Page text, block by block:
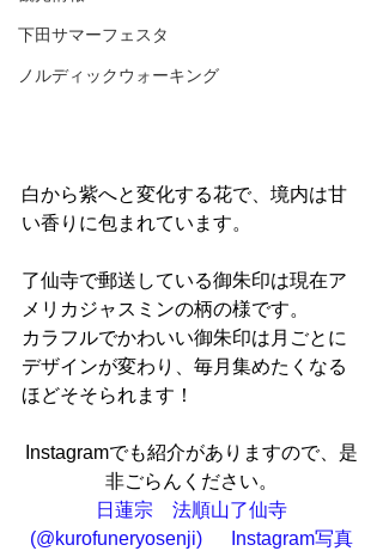
下田サマーフェスタ
ノルディックウォーキング
白から紫へと変化する花で、境内は甘
い香りに包まれています。
了仙寺で郵送している御朱印は現在ア
メリカジャスミンの柄の様です。
カラフルでかわいい御朱印は月ごとに
デザインが変わり、毎月集めたくなる
ほどそそられます！
Instagramでも紹介がありますので、是
非ごらんください。
日蓮宗　法順山了仙寺
(@kurofuneryosenji) 　 Instagram写真